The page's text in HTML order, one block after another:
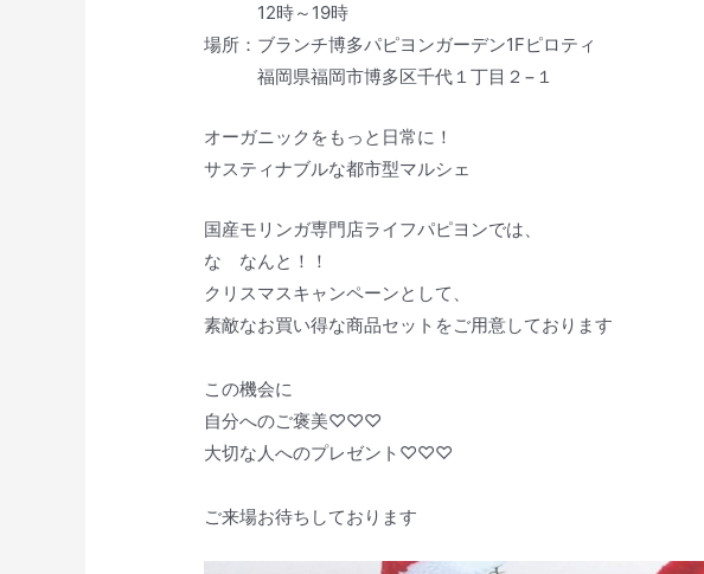
12時～19時
場所：ブランチ博多パピヨンガーデン1Fピロティ
福岡県福岡市博多区千代１丁目２−１
オーガニックをもっと日常に！
サスティナブルな都市型マルシェ
国産モリンガ専門店ライフパピヨンでは、
な なんと！！
クリスマスキャンペーンとして、
素敵なお買い得な商品セットをご用意しております
この機会に
自分へのご褒美♡♡♡
大切な人へのプレゼント♡♡♡
ご来場お待ちしております